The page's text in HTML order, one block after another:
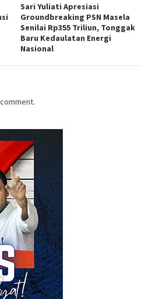
Sari Yuliati Apresiasi
Groundbreaking PSN Masela
Senilai Rp355 Triliun, Tonggak
Baru Kedaulatan Energi
Nasional